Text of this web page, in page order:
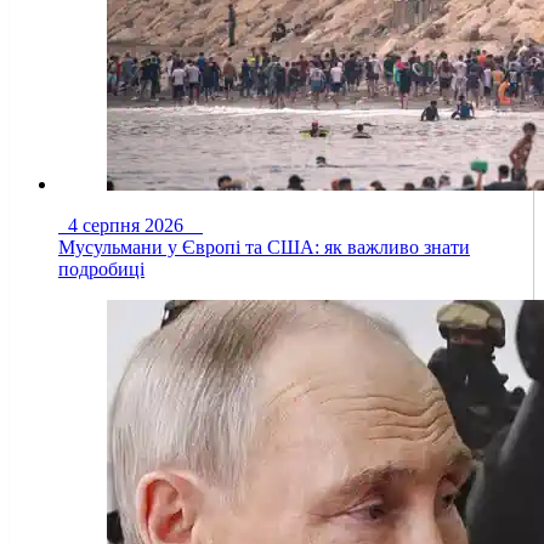
4 серпня 2026
Мусульмани у Європі та США: як важливо знати
подробиці